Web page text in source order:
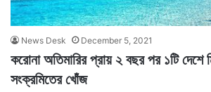
News Desk December 5, 2021
করোনা অতিমারির প্রায় ২ বছর পর ১টি দেশে
সংক্রমিতের খোঁজ